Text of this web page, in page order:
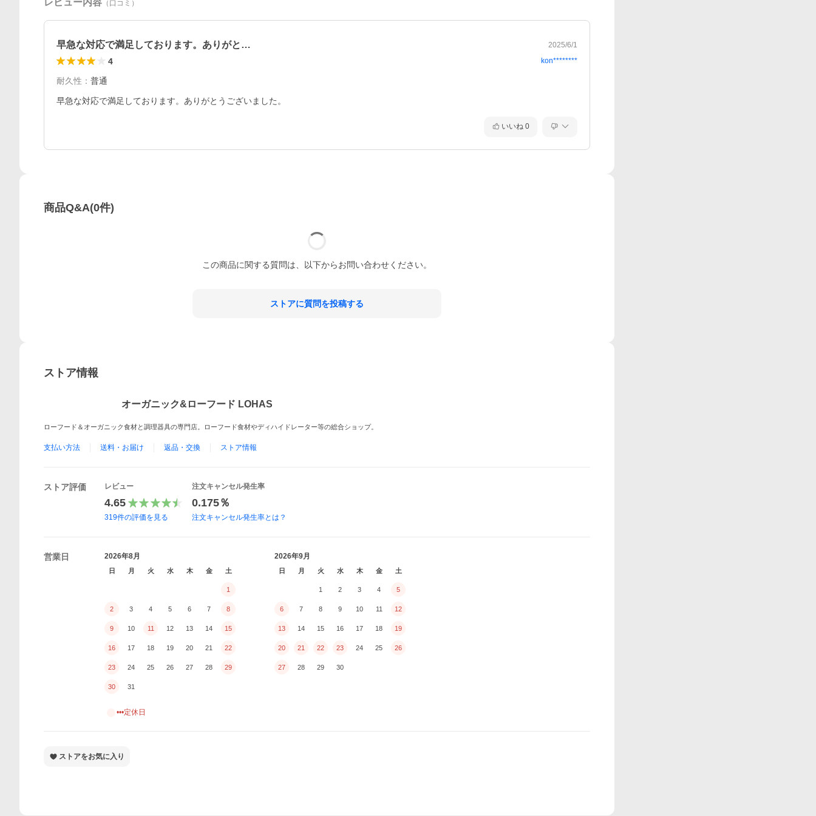
レビュー内容 （口コミ）
早急な対応で満足しております。ありがと… 2025/6/1
4 kon********
耐久性 ： 普通
早急な対応で満足しております。ありがとうございました。
いいね 0
商品Q&A(0件)
この商品に関する質問は、以下からお問い合わせください。
ストアに質問を投稿する
ストア情報
オーガニック&ローフード LOHAS
ローフード＆オーガニック食材と調理器具の専門店。ローフード食材やディハイドレーター等の総合ショップ。
支払い方法 送料・お届け 返品・交換 ストア情報
ストア評価 レビュー
4.65
319件の評価を見る
注文キャンセル発生率
0.175％
注文キャンセル発生率とは？
営業日 2026年8月
日 月 火 水 木 金 土
1
2 3 4 5 6 7 8
9 10 11 12 13 14 15
16 17 18 19 20 21 22
23 24 25 26 27 28 29
30 31
2026年9月
日 月 火 水 木 金 土
1 2 3 4 5
6 7 8 9 10 11 12
13 14 15 16 17 18 19
20 21 22 23 24 25 26
27 28 29 30
•••定休日
ストアをお気に入り